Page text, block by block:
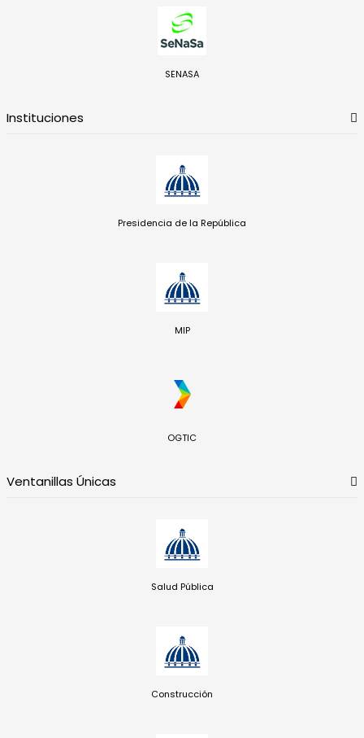
SENASA
Instituciones
Presidencia de la República
MIP
OGTIC
Ventanillas Únicas
Salud Pública
Construcción